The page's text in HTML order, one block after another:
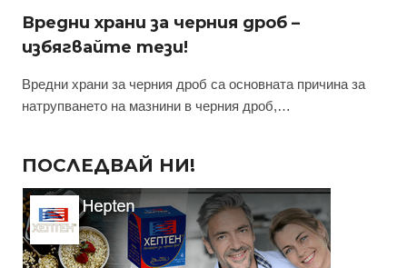
Вредни храни за черния дроб –
избягвайте тези!
Вредни храни за черния дроб са основната причина за
натрупването на мазнини в черния дроб,…
ПОСЛЕДВАЙ НИ!